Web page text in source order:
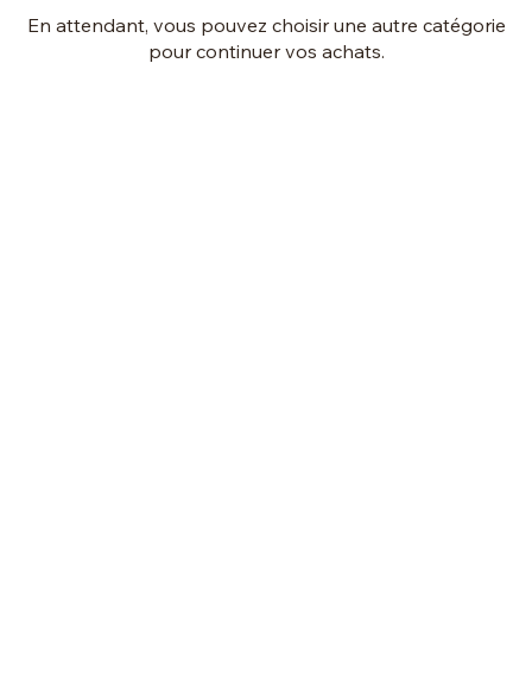
En attendant, vous pouvez choisir une autre catégorie
pour continuer vos achats.